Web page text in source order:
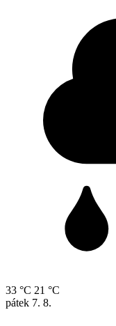
33 °C 21 °C
pátek 7. 8.